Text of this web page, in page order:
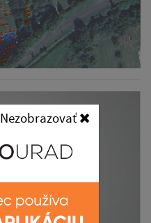
Nezobrazovať